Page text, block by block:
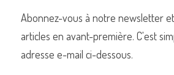
Abonnez-vous à notre newsletter
articles en avant-première. C'est
adresse e-mail ci-dessous.